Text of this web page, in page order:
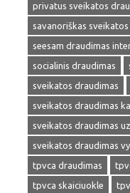
privatus sveikatos
savanoriškas
seesam draudimas
socialinis draudimas
sveikatos draudimas
sveikatos draudimas
sveikatos draudimas
sveikatos draudimas
tpvca draudimas
tpvca skaiciuokle